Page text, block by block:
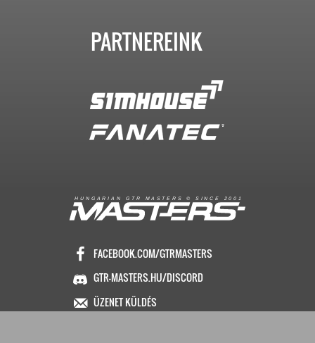
PARTNEREINK
H U N G A R I A N G T R M A S T E R S © S I N C E 2 0 0 1
FACEBOOK.COM/GTRMASTERS
GTR-MASTERS.HU/DISCORD
ÜZENET KÜLDÉS